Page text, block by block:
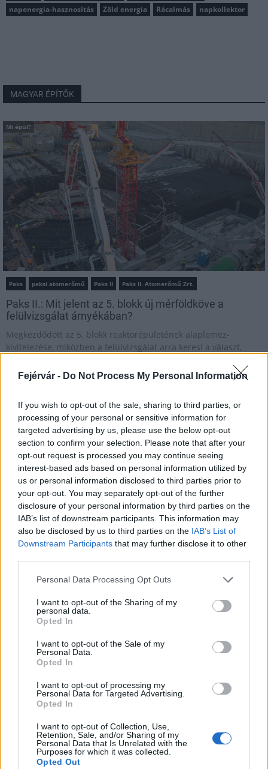
Fejérvár - Do Not Process My Personal Information
If you wish to opt-out of the sale, sharing to third parties, or
processing of your personal or sensitive information for
targeted advertising by us, please use the below opt-out
section to confirm your selection. Please note that after your
opt-out request is processed you may continue seeing
interest-based ads based on personal information utilized by
us or personal information disclosed to third parties prior to
your opt-out. You may separately opt-out of the further
disclosure of your personal information by third parties on the
IAB’s list of downstream participants. This information may
also be disclosed by us to third parties on the IAB’s List of
Downstream Participants that may further disclose it to other
Please note that this website/app uses one or more Google
not limited to your visit or usage behaviour. You may click to
grant or deny consent to Google and its third-party tags to
use your data for below specified purposes in below Google
consent section.
Personal Data Processing Opt Outs
I want to opt-out of the Sharing of my
personal data.
Opted In
I want to opt-out of the Sale of my
Personal Data.
Opted In
I want to opt-out of processing my
Personal Data for Targeted Advertising.
Opted In
I want to opt-out of Collection, Use,
Retention, Sale, and/or Sharing of my
Personal Data that Is Unrelated with the
Purposes for which it was collected.
Opted Out
napenergia-hasznosítás
Zöld energia Rácalmás napkollektor
MAGYAR ÉPÍTŐK
Mi épül?
Paks paksi atomerőmű Paks II Paks II. Atomerőmű Zrt.
Paks II.: Mit jelent az 5. blokk új mérföldköve a
felülvizsgálat árnyékában?
Megkezdődött az 5. blokk reaktorépületének alaplemez-
kivitelezése, miközben a felülvizsgálat arra keresi a választ,
milyen feltételek mellett érdemes továbbvinni Magyarország
egyik legnagyobb beruházását.
Elkészült a Liszt Ferenc repülőtér
közelében lévő logisztikai bázis út- és
közműhálózatának fejlesztése
Látlelet a hazai víziközművekről?
Egyetlen, fél évszázados vezetéken
múlt Bicske vízellátása
Épített öröksége megújításával is készül
A tengerfenék alatt négy óriáskábellel
hálózatát
AJÁNLJUK MÉG